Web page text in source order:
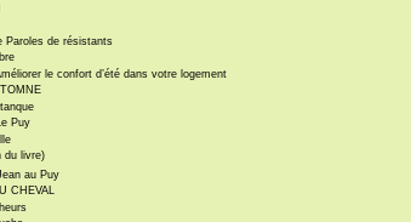
Paroles de résistants
le confort d’été dans votre logement
Puy
du livre)
au Puy
CHEVAL